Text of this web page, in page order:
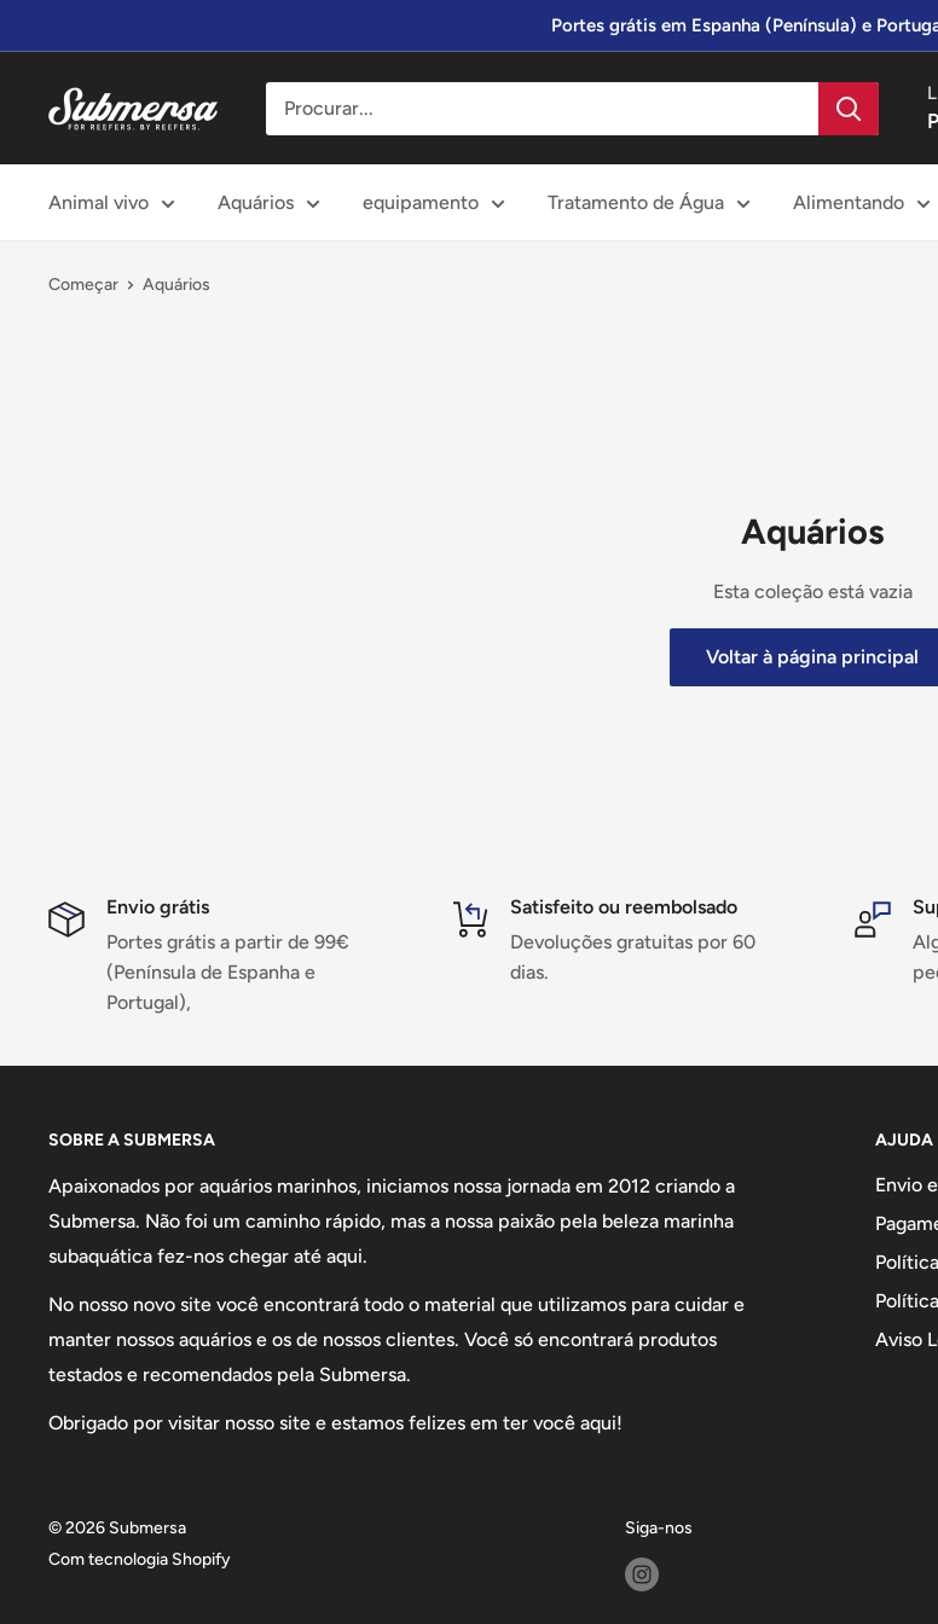
diretamente
Portes grátis em Espanha (Península) e
Submersa
Animal vivo Aquários equipamento Tratamento de Água Alimentando
Começar Aquários
Aquários
Esta coleção está vazia
Voltar à página principal
Envio grátis
Portes grátis a partir de 99€
(Península de Espanha e
Portugal),
Satisfeito ou reembolsado
Devoluções gratuitas por 60
dias.
SOBRE A SUBMERSA
Apaixonados por aquários marinhos, iniciamos nossa jornada em 2012 criando a
Submersa. Não foi um caminho rápido, mas a nossa paixão pela beleza marinha
subaquática fez-nos chegar até aqui.
No nosso novo site você encontrará todo o material que utilizamos para cuidar e
manter nossos aquários e os de nossos clientes. Você só encontrará produtos
testados e recomendados pela Submersa.
Obrigado por visitar nosso site e estamos felizes em ter você aqui!
AJUDA
Envio
Aviso
© 2026 Submersa
Com tecnologia Shopify
Siga-nos